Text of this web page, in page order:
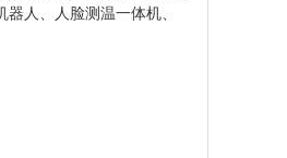
人、人脸测温一体机、